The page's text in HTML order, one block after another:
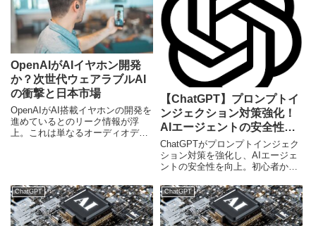
OpenAIがAIイヤホン開発
か？次世代ウェアラブルAI
の衝撃と日本市場
OpenAIがAI搭載イヤホンの開発を
進めているとのリーク情報が浮
上。これは単なるオーディオデバ
ェアラブルAIデバイスの全貌と日
本市場への影響を解説。
【ChatGPT】プロンプトイ
ンジェクション対策強化！
AIエージェントの安全性を
解説
ChatGPTがプロンプトインジェク
ション対策を強化し、AIエージェ
ントの安全性を向上。初心者から
活用法を解説します。
ChatGPT ChatGPT